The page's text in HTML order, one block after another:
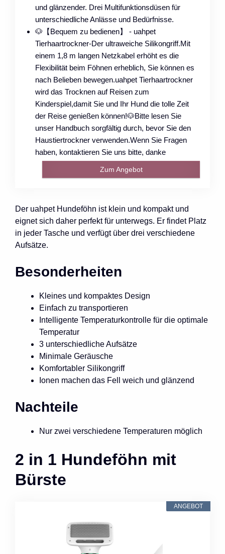
und glänzender. Drei Multifunktionsdüsen für
unterschiedliche Anlässe und Bedürfnisse.
🐶【Bequem zu bedienen】 - uahpet
Tierhaartrockner-Der ultraweiche Silikongriff.Mit
einem 1,8 m langen Netzkabel erhöht es die
Flexibilität beim Föhnen erheblich, Sie können es
nach Belieben bewegen.uahpet Tierhaartrockner
wird das Trocknen auf Reisen zum
Kinderspiel,damit Sie und Ihr Hund die tolle Zeit
der Reise genießen können!🐶Bitte lesen Sie
unser Handbuch sorgfältig durch, bevor Sie den
Haustiertrockner verwenden.Wenn Sie Fragen
haben, kontaktieren Sie uns bitte, danke
Zum Angebot
Der uahpet Hundeföhn ist klein und kompakt und
eignet sich daher perfekt für unterwegs. Er findet Platz
in jeder Tasche und verfügt über drei verschiedene
Aufsätze.
Besonderheiten
Kleines und kompaktes Design
Einfach zu transportieren
Intelligente Temperaturkontrolle für die optimale
Temperatur
3 unterschiedliche Aufsätze
Minimale Geräusche
Komfortabler Silikongriff
Ionen machen das Fell weich und glänzend
Nachteile
Nur zwei verschiedene Temperaturen möglich
2 in 1 Hundeföhn mit
Bürste
ANGEBOT